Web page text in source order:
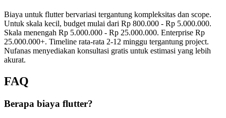
Biaya untuk flutter bervariasi tergantung kompleksitas dan scope.
Untuk skala kecil, budget mulai dari Rp 800.000 - Rp 5.000.000.
Skala menengah Rp 5.000.000 - Rp 25.000.000. Enterprise Rp
25.000.000+. Timeline rata-rata 2-12 minggu tergantung project.
Nufanas menyediakan konsultasi gratis untuk estimasi yang lebih
akurat.
FAQ
Berapa biaya flutter?